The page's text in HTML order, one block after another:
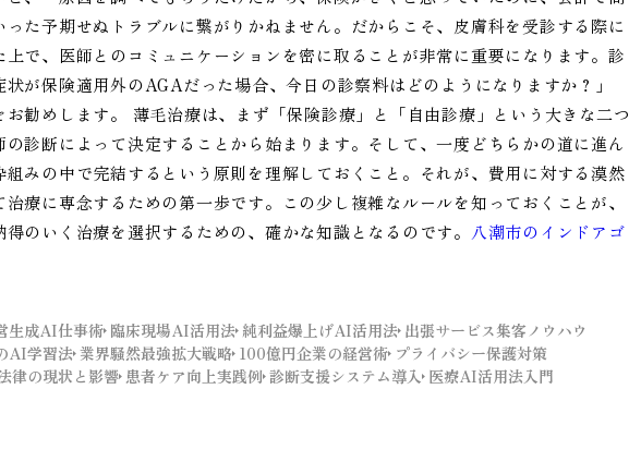
た予期せぬトラブルに繋がりかねません。だからこそ、皮膚科を受診する際に
で、医師とのコミュニケーションを密に取ることが非常に重要になります。診
が保険適用外のAGAだった場合、今日の診察料はどのようになりますか？」
勧めします。 薄毛治療は、まず「保険診療」と「自由診療」という大きな二つ
診断によって決定することから始まります。そして、一度どちらかの道に進ん
みの中で完結するという原則を理解しておくこと。それが、費用に対する漠然
療に専念するための第一歩です。この少し複雑なルールを知っておくことが、
のいく治療を選択するための、確かな知識となるのです。 八潮市のインドアゴ
生成AI仕事術 臨床現場AI活用法 純利益爆上げAI活用法 出張サービス集客ノウハウ
AI学習法 業界騒然最強拡大戦略 100億円企業の経営術 プライバシー保護対策
律の現状と影響 患者ケア向上実践例 診断支援システム導入 医療AI活用法入門